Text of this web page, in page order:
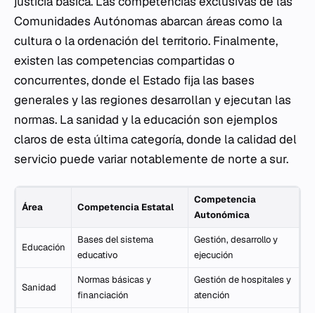
Comunidades Autónomas abarcan áreas como la
cultura o la ordenación del territorio. Finalmente,
existen las competencias compartidas o
concurrentes, donde el Estado fija las bases
generales y las regiones desarrollan y ejecutan las
normas. La sanidad y la educación son ejemplos
claros de esta última categoría, donde la calidad del
servicio puede variar notablemente de norte a sur.
Área Competencia Estatal
Competencia
Autonómica
Educación
Bases del sistema
educativo
Gestión, desarrollo y
ejecución
Sanidad
Normas básicas y
financiación
Gestión de hospitales y
atención